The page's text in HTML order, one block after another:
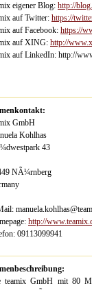
eigener Blog: http://
auf Twitter: https://
auf Facebook: https://
auf XING: http://
auf LinkedIn: http://
GmbH
Kohlhas
43
NÃ¼rnberg
http://
09113099941
teamix GmbH mit 80